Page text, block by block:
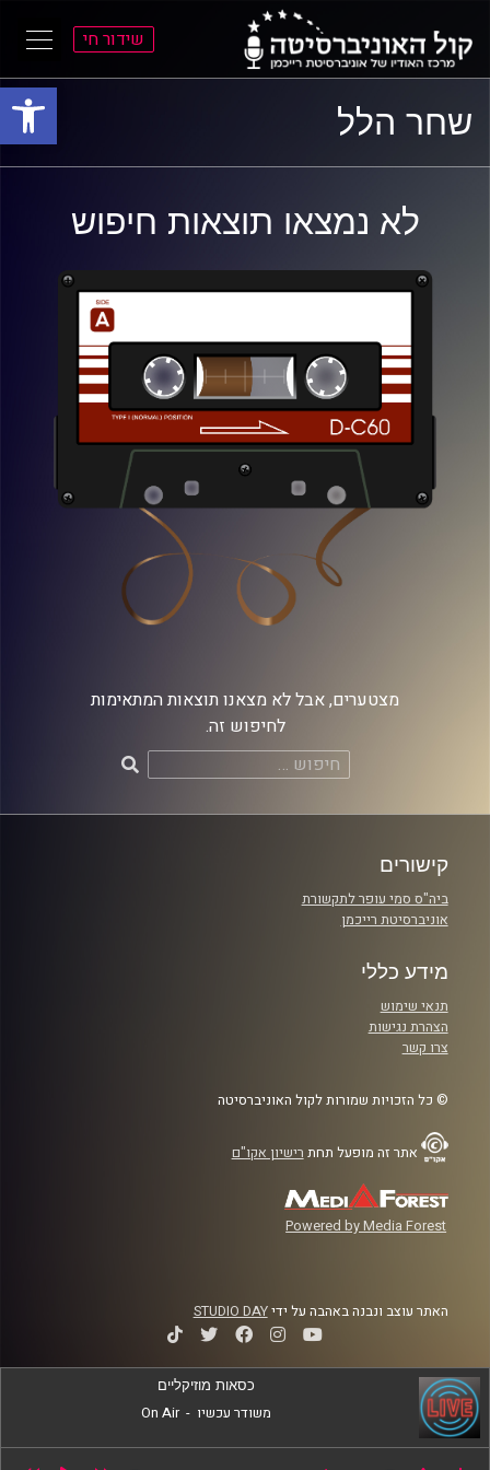
פתח
התפריט
הראשי
התוכן
הראשי
שידור חי
שחר הלל
לא נמצאו תוצאות חיפוש
מצטערים, אבל לא מצאנו תוצאות המתאימות
לחיפוש זה.
חיפוש:
קישורים
ביה"ס סמי עופר לתקשורת
אוניברסיטת רייכמן
מידע כללי
תנאי שימוש
הצהרת נגישות
צרו קשר
© כל הזכויות שמורות לקול האוניברסיטה
אתר זה מופעל תחת רישיון אקו"ם
Powered by Media Forest
האתר עוצב ונבנה באהבה על ידיSTUDIO DAY
כסאות מוזיקליים
משודר עכשיו -
On Air